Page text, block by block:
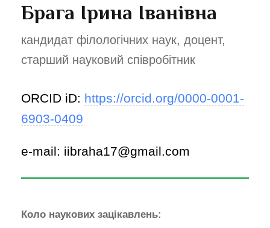
Брага Ірина Іванівна
кандидат філологічних наук, доцент,
старший науковий співробітник
ORCID iD: https://orcid.org/0000-0001-
6903-0409
e-mail: iibraha17@gmail.com
Коло наукових зацікавлень: